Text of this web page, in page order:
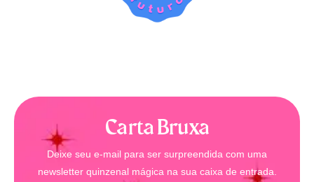
Carta Bruxa
Deixe seu e-mail para ser surpreendida com uma
newsletter quinzenal mágica na sua caixa de entrada.